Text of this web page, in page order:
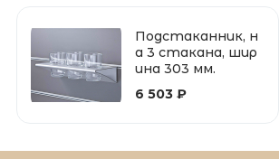
Подстаканник, н
а 3 стакана, шир
ина 303 мм.
6 503 ₽